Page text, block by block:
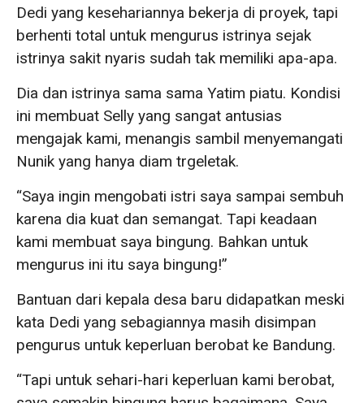
Dedi yang kesehariannya bekerja di proyek, tapi
berhenti total untuk mengurus istrinya sejak
istrinya sakit nyaris sudah tak memiliki apa-apa.
Dia dan istrinya sama sama Yatim piatu. Kondisi
ini membuat Selly yang sangat antusias
mengajak kami, menangis sambil menyemangati
Nunik yang hanya diam trgeletak.
“Saya ingin mengobati istri saya sampai sembuh
karena dia kuat dan semangat. Tapi keadaan
kami membuat saya bingung. Bahkan untuk
mengurus ini itu saya bingung!”
Bantuan dari kepala desa baru didapatkan meski
kata Dedi yang sebagiannya masih disimpan
pengurus untuk keperluan berobat ke Bandung.
“Tapi untuk sehari-hari keperluan kami berobat,